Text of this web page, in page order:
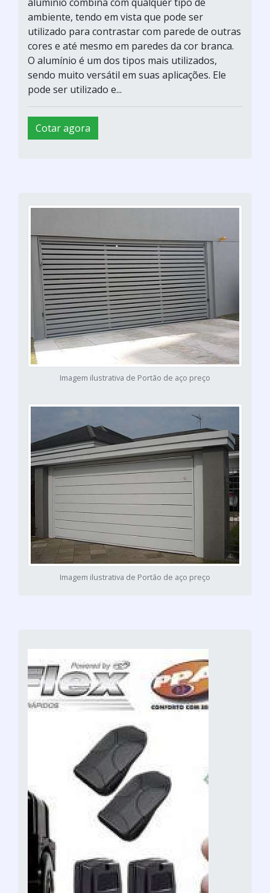
ambiente, tendo em vista que pode ser
utilizado para contrastar com parede de outras
cores e até mesmo em paredes da cor branca.
O alumínio é um dos tipos mais utilizados,
sendo muito versátil em suas aplicações. Ele
pode ser utilizado e...
Cotar agora
Imagem ilustrativa de Portão de aço preço
Imagem ilustrativa de Portão de aço preço